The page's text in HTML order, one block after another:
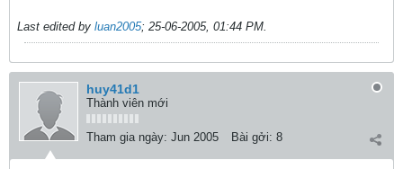
Last edited by luan2005; 25-06-2005, 01:44 PM.
huy41d1
Thành viên mới
Tham gia ngày: Jun 2005 Bài gởi: 8